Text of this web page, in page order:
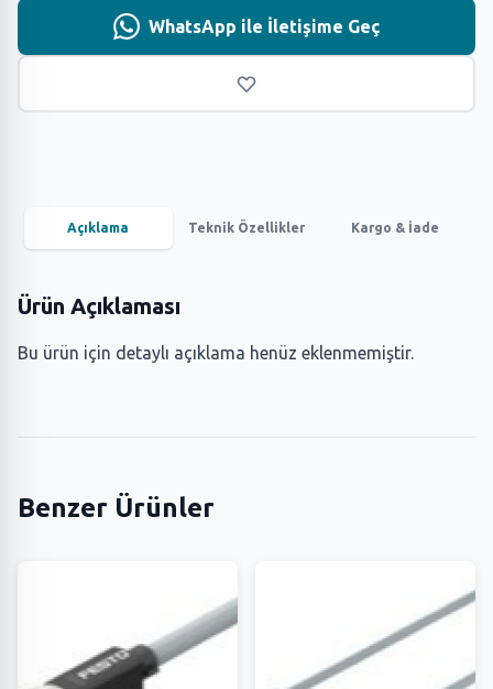
WhatsApp ile İletişime Geç
Açıklama Teknik Özellikler Kargo & İade
Ürün Açıklaması
Bu ürün için detaylı açıklama henüz eklenmemiştir.
Benzer Ürünler